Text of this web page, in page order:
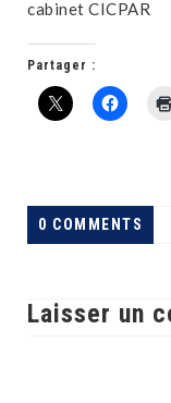
cabinet CICPAR
Partager :
0 COMMENTS
Laisser un